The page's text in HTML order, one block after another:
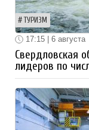
ТУРИЗМ
17:15 | 6 августа
Свердловская
лидеров по